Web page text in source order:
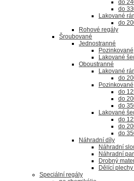
do
do
Lakované
do
Rohové regály
Šroubované
Jednostranné
Pozinkované
Lakované
Oboustranné
Lakované
do
Pozinkované
do
do
do
Lakované
do
do
do
Náhradní díly
Náhradní
Náhradní
Drobný
Dělící
Speciální regály